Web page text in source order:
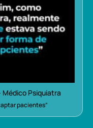
Médico Psiquiatra
pacientes”